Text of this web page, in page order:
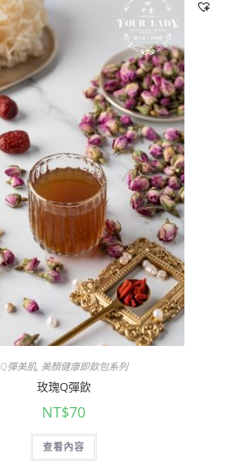
Q彈美肌, 美顏健康即飲包系列
玫瑰Q彈飲
NT$70
查看內容